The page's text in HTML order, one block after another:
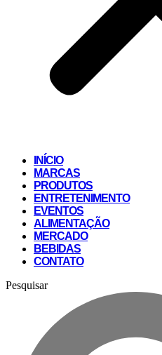
INÍCIO
MARCAS
PRODUTOS
ENTRETENIMENTO
EVENTOS
ALIMENTAÇÃO
MERCADO
BEBIDAS
CONTATO
Pesquisar